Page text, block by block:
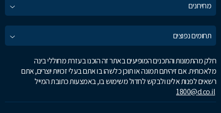
מחירונים
תחומים נפוצים
חלק מהתמונות והתכנים המופיעים באתר זה הוכנו בעזרת מחוללי בינה
מלאכותית. אם זיהיתם תמונה או תוכן כלשהו בו אתם בעלי זכויות יוצרים, אתם
רשאים לפנות אלינו ולבקש לחדול משימוש בו, באמצעות כתובת המייל
1800@d.co.il